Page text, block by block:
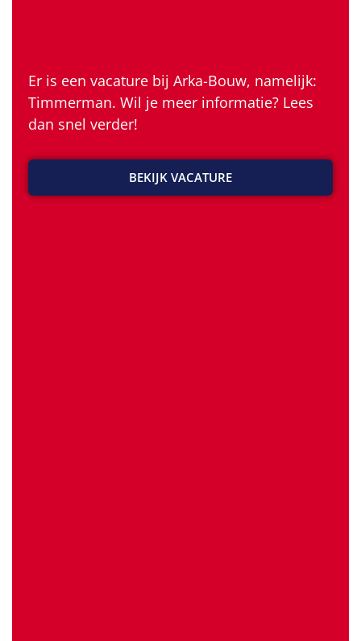
Er is een vacature bij Arka-Bouw, namelijk:
Timmerman. Wil je meer informatie? Lees
dan snel verder!
BEKIJK VACATURE